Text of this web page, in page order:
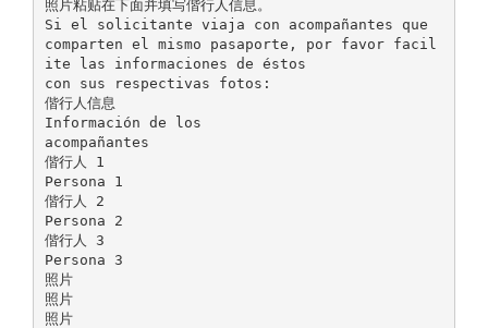
照片粘贴在下面并填写偕行人信息。
Si el solicitante viaja con acompañantes que
comparten el mismo pasaporte, por favor facil
ite las informaciones de éstos
con sus respectivas fotos:
偕行人信息
Información de los
acompañantes
偕行人 1
Persona 1
偕行人 2
Persona 2
偕行人 3
Persona 3
照片
照片
照片